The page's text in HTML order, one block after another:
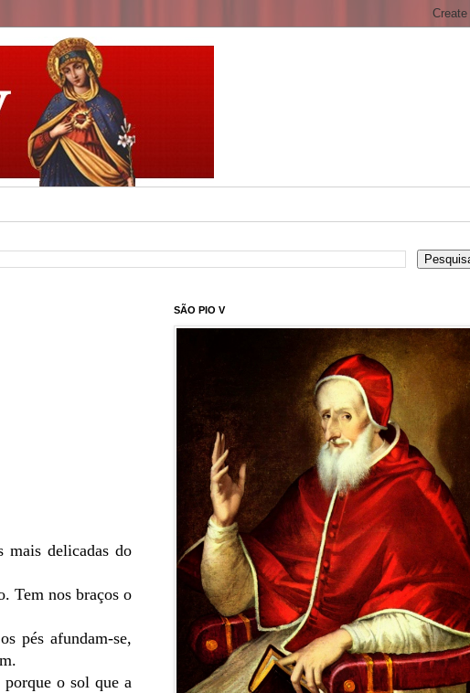
mais delicadas do
Tem nos braços o
pés afundam-se,
o sol que a
SÃO PIO V